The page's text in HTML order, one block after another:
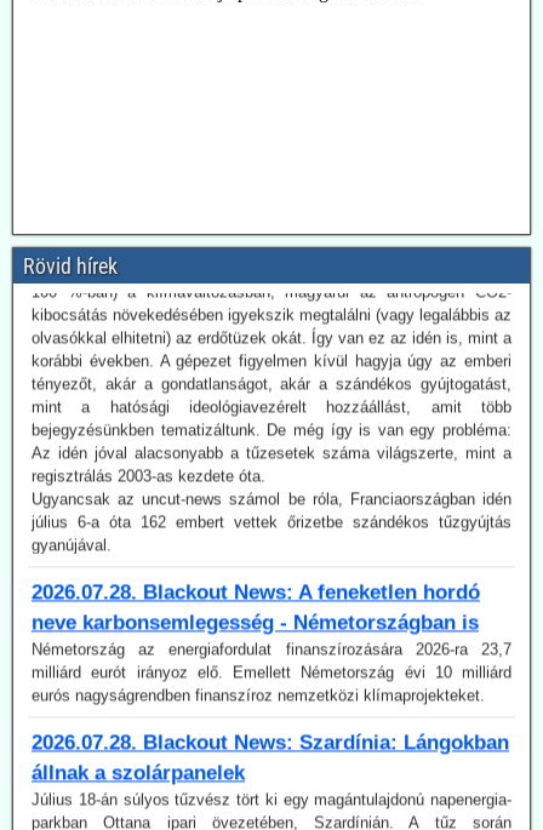
Rövid hírek
100 %-ban) a klímaváltozásban, magyarul az antropogén CO2-
kibocsátás növekedésében igyekszik megtalálni (vagy legalábbis az
olvasókkal elhitetni) az erdőtüzek okát. Így van ez az idén is, mint a
korábbi években. A gépezet figyelmen kívül hagyja úgy az emberi
tényezőt, akár a gondatlanságot, akár a szándékos gyújtogatást,
mint a hatósági ideológiavezérelt hozzáállást, amit több
bejegyzésünkben tematizáltunk. De még így is van egy probléma:
Az idén jóval alacsonyabb a tűzesetek száma világszerte, mint a
regisztrálás 2003-as kezdete óta.
Ugyancsak az uncut-news számol be róla, Franciaországban idén
július 6-a óta 162 embert vettek őrizetbe szándékos tűzgyújtás
gyanújával.
2026.07.28. Blackout News: A feneketlen hordó
Németország az energiafordulat finanszírozására 2026-ra 23,7
milliárd eurót irányoz elő. Emellett Németország évi 10 milliárd
eurós nagyságrendben finanszíroz nemzetközi klímaprojekteket.
2026.07.28. Blackout News: Szardínia: Lángokban
állnak a szolárpanelek
Július 18-án súlyos tűzvész tört ki egy magántulajdonú napenergia-
parkban Ottana ipari övezetében, Szardínián. A tűz során
nyilvánvalóan több ezer napelem lángokban állt. A tűz már az előző
nap Noragugume közelében keletkezett.